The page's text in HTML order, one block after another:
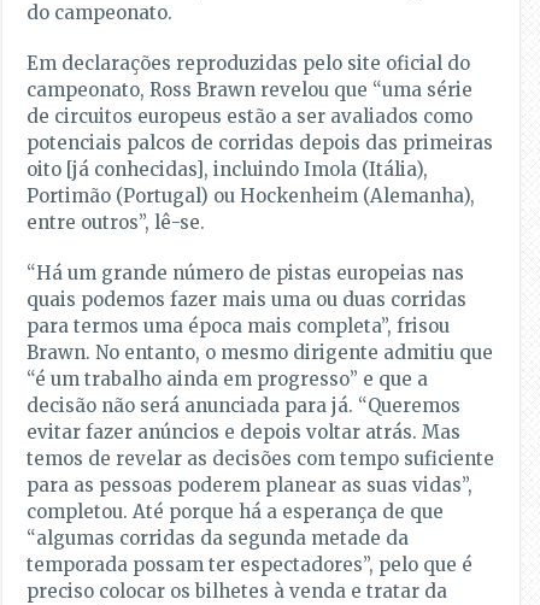
do campeonato.
Em declarações reproduzidas pelo site oficial do
campeonato, Ross Brawn revelou que “uma série
de circuitos europeus estão a ser avaliados como
potenciais palcos de corridas depois das primeiras
oito [já conhecidas], incluindo Imola (Itália),
Portimão (Portugal) ou Hockenheim (Alemanha),
entre outros”, lê-se.
“Há um grande número de pistas europeias nas
quais podemos fazer mais uma ou duas corridas
para termos uma época mais completa”, frisou
Brawn. No entanto, o mesmo dirigente admitiu que
“é um trabalho ainda em progresso” e que a
decisão não será anunciada para já. “Queremos
evitar fazer anúncios e depois voltar atrás. Mas
temos de revelar as decisões com tempo suficiente
para as pessoas poderem planear as suas vidas”,
completou. Até porque há a esperança de que
“algumas corridas da segunda metade da
temporada possam ter espectadores”, pelo que é
preciso colocar os bilhetes à venda e tratar da